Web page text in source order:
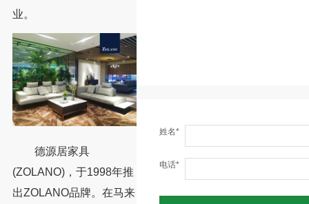
业。
德源居家具
(ZOLANO)，于1998年推
出ZOLANO品牌。在马来
姓名*
电话*